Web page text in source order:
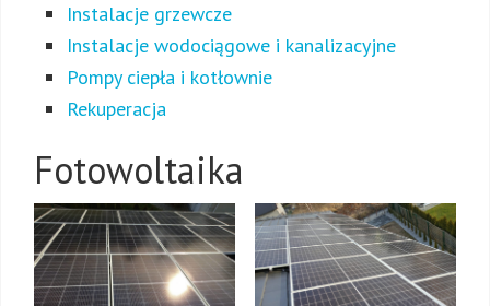
Instalacje grzewcze
Instalacje wodociągowe i kanalizacyjne
Pompy ciepła i kotłownie
Rekuperacja
Fotowoltaika